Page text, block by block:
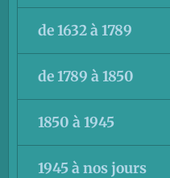
de 1632 à 1789
de 1789 à 1850
1850 à 1945
1945 à nos jours